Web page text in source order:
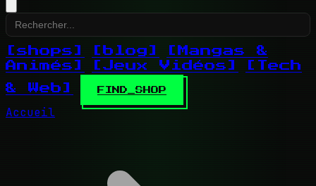
[shops] [blog]
[Mangas &
Animés]
[Jeux Vidéos]
[Tech
& Web]
FIND_SHOP
Accueil